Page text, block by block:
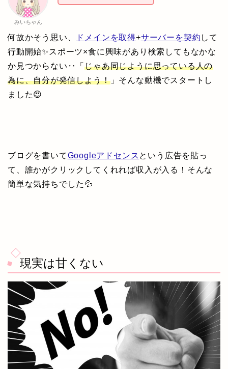
みいちゃん
何故かそう思い、 ドメインを取得+サーバーを契約 して
行動開始✨スポーツ×食に興味があり検索してもなかな
か見つからない‥「じゃあ同じように思っている人の
為に、自分が発信しよう！」そんな動機でスタートし
ました😍
ブログを書いてGoogleアドセンス という広告を貼っ
て、誰かがクリックしてくれれば収入が入る！そんな
簡単な気持ちでした💦
現実は甘くない